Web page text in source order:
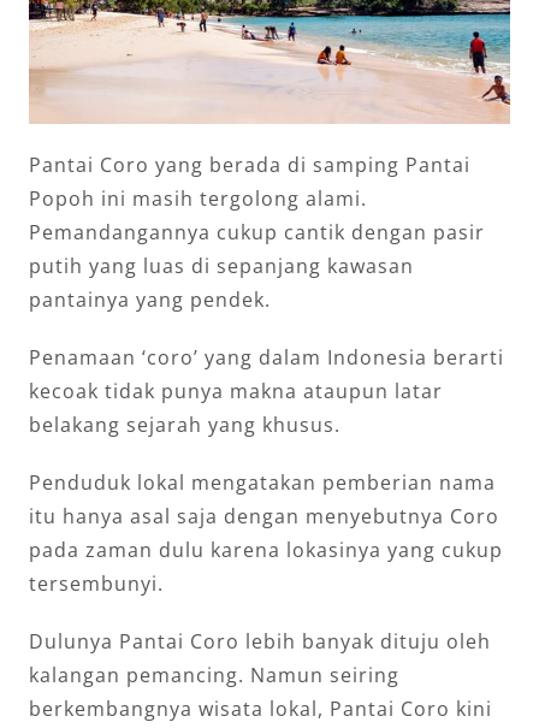
Pantai Coro yang berada di samping Pantai
Popoh ini masih tergolong alami.
Pemandangannya cukup cantik dengan pasir
putih yang luas di sepanjang kawasan
pantainya yang pendek.
Penamaan ‘coro’ yang dalam Indonesia berarti
kecoak tidak punya makna ataupun latar
belakang sejarah yang khusus.
Penduduk lokal mengatakan pemberian nama
itu hanya asal saja dengan menyebutnya Coro
pada zaman dulu karena lokasinya yang cukup
tersembunyi.
Dulunya Pantai Coro lebih banyak dituju oleh
kalangan pemancing. Namun seiring
berkembangnya wisata lokal, Pantai Coro kini